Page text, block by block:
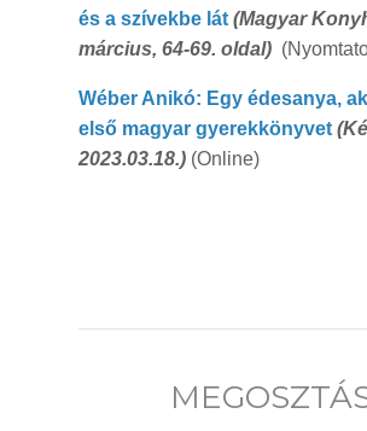
és a szívekbe lát (Magyar
március, 64-69. oldal)
Wéber Anikó: Egy édesanya,
első magyar gyerekkönyvet
2023.03.18.) (Online)